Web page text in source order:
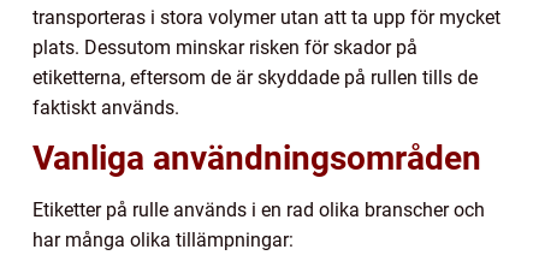
transporteras i stora volymer utan att ta upp för mycket
plats. Dessutom minskar risken för skador på
etiketterna, eftersom de är skyddade på rullen tills de
faktiskt används.
Vanliga användningsområden
Etiketter på rulle används i en rad olika branscher och
har många olika tillämpningar: